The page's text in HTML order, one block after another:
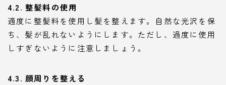
4.2. 整髪料の使用
適度に整髪料を使用し髪を整えます。自然な光沢を保
ち、髪が乱れないようにします。ただし、過度に使用
しすぎないように注意しましょう。
4.3. 顔周りを整える